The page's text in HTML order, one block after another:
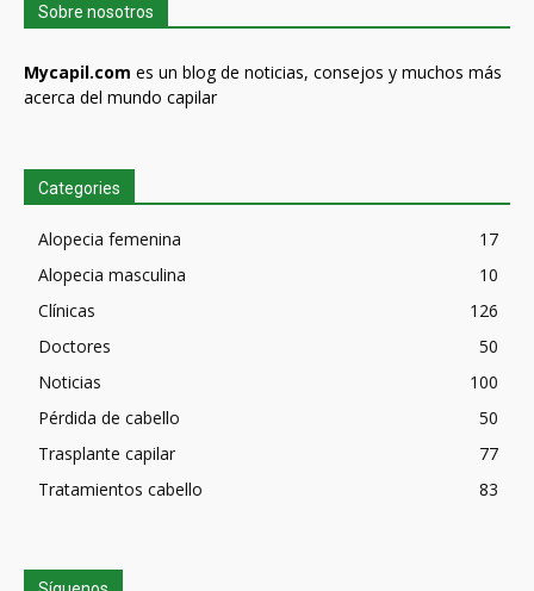
Sobre nosotros
Mycapil.com es un blog de noticias, consejos y muchos más
acerca del mundo capilar
Categories
Alopecia femenina
17
Alopecia masculina
10
Clínicas
126
Doctores
50
Noticias
100
Pérdida de cabello
50
Trasplante capilar
77
Tratamientos cabello
83